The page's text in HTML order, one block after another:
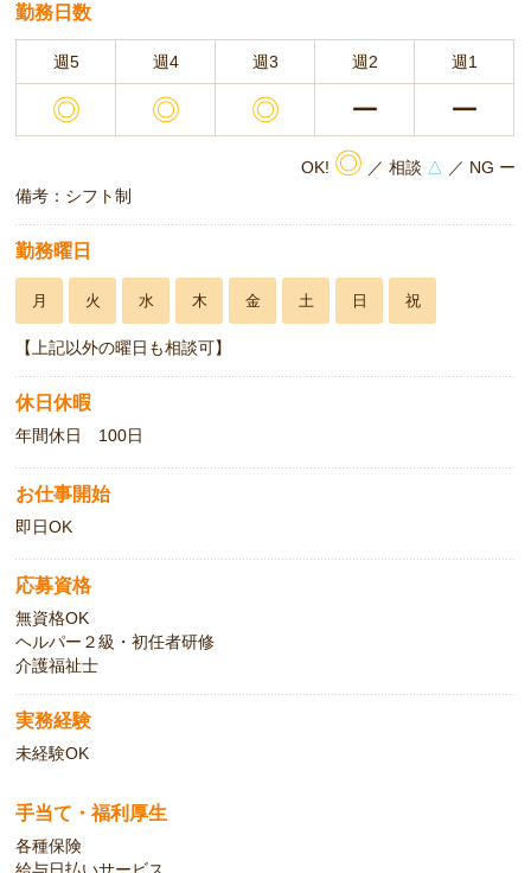
勤務日数
週5 週4 週3 週2 週1
◎ ◎ ◎ ー ー
OK! ◎ ／ 相談 △ ／ NG ー
備考：シフト制
勤務曜日
月 火 水 木 金 土 日 祝
【上記以外の曜日も相談可】
休日休暇
年間休日 100日
お仕事開始
即日OK
応募資格
無資格OK
ヘルパー２級・初任者研修
介護福祉士
実務経験
未経験OK
手当て・福利厚生
各種保険
給与日払いサービス